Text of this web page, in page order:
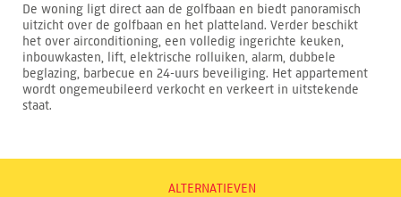
De woning ligt direct aan de golfbaan en biedt panoramisch
uitzicht over de golfbaan en het platteland. Verder beschikt
het over airconditioning, een volledig ingerichte keuken,
inbouwkasten, lift, elektrische rolluiken, alarm, dubbele
beglazing, barbecue en 24-uurs beveiliging. Het appartement
wordt ongemeubileerd verkocht en verkeert in uitstekende
staat.
ALTERNATIEVEN